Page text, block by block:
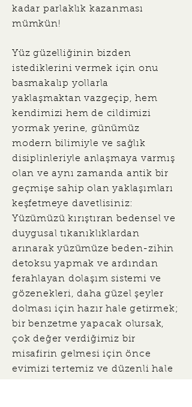
kadar parlaklık kazanması
mümkün!
Yüz güzelliğinin bizden
istediklerini vermek için onu
basmakalıp yollarla
yaklaşmaktan vazgeçip, hem
kendimizi hem de cildimizi
yormak yerine, günümüz
modern bilimiyle ve sağlık
disiplinleriyle anlaşmaya varmış
olan ve aynı zamanda antik bir
geçmişe sahip olan yaklaşımları
keşfetmeye davetlisiniz:
Yüzümüzü kırıştıran bedensel ve
duygusal tıkanıklıklardan
arınarak yüzümüze beden-zihin
detoksu yapmak ve ardından
ferahlayan dolaşım sistemi ve
gözenekleri, daha güzel şeyler
dolması için hazır hale getirmek;
bir benzetme yapacak olursak,
çok değer verdiğimiz bir
misafirin gelmesi için önce
evimizi tertemiz ve düzenli hale